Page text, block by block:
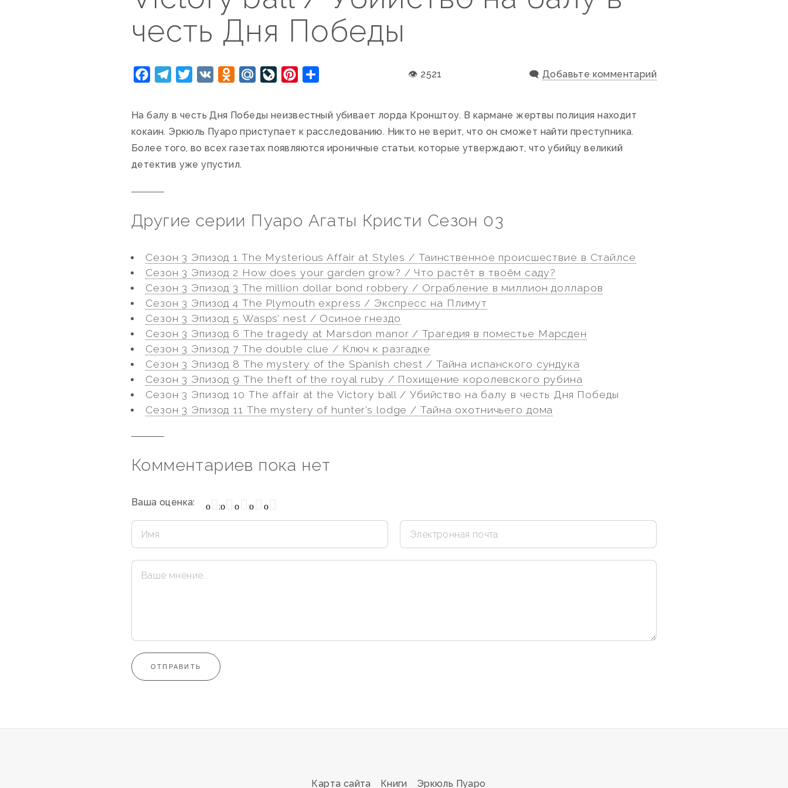
честь Дня Победы
FacebookTelegramTwitter
VK Odnoklassniki
Mail.RuLiveJournal
Pinterest 👁 2521 🗨️ Добавьте комментарий
На балу в честь Дня Победы неизвестный убивает лорда Кронштоу. В кармане жертвы полиция находит
кокаин. Эркюль Пуаро приступает к расследованию. Никто не верит, что он сможет найти преступника.
Более того, во всех газетах появляются ироничные статьи, которые утверждают, что убийцу великий
детектив уже упустил.
Другие серии Пуаро Агаты Кристи Сезон 03
Сезон 3 Эпизод 1 The Mysterious Affair at Styles / Таинственное происшествие в Стайлсе
Сезон 3 Эпизод 2 How does your garden grow? / Что растёт в твоём саду?
Сезон 3 Эпизод 3 The million dollar bond robbery / Ограбление в миллион долларов
Сезон 3 Эпизод 4 The Plymouth express / Экспресс на Плимут
Сезон 3 Эпизод 5 Wasps’ nest / Осиное гнездо
Сезон 3 Эпизод 6 The tragedy at Marsdon manor / Трагедия в поместье Марсден
Сезон 3 Эпизод 7 The double clue / Ключ к разгадке
Сезон 3 Эпизод 8 The mystery of the Spanish chest / Тайна испанского сундука
Сезон 3 Эпизод 9 The theft of the royal ruby / Похищение королевского рубина
Сезон 3 Эпизод 10 The affair at the Victory ball / Убийство на балу в честь Дня Победы
Сезон 3 Эпизод 11 The mystery of hunter’s lodge / Тайна охотничьего дома
Комментариев пока нет
Ваша оценка: Отлично
Хорошо
Нормально
Плохо
Очень плохо
ОТПРАВИТЬ
Карта сайта Книги Эркюль Пуаро